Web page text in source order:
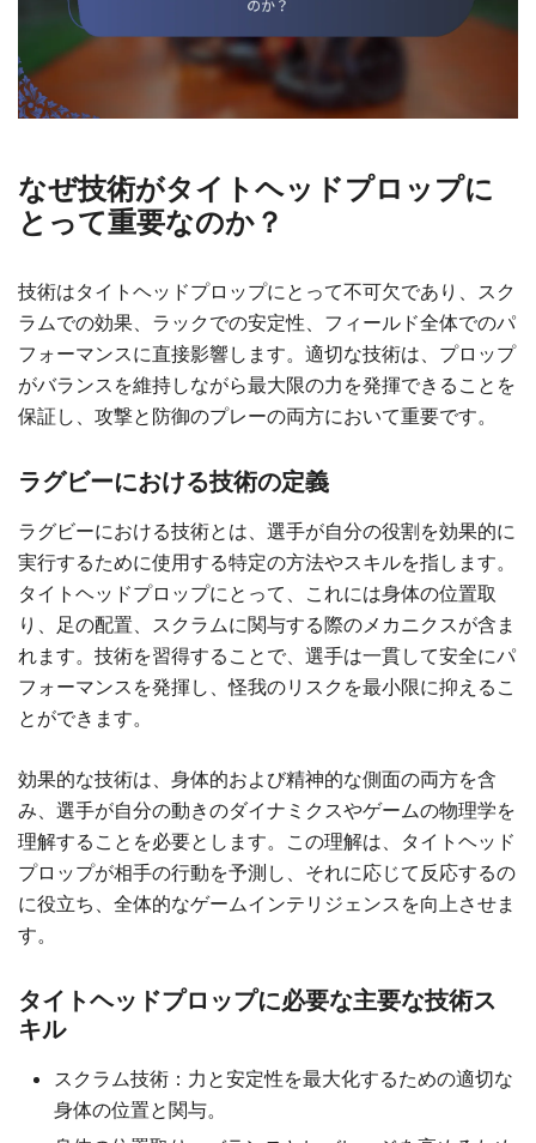
なぜ技術がタイトヘッドプロップに
とって重要なのか？
技術はタイトヘッドプロップにとって不可欠であり、スク
ラムでの効果、ラックでの安定性、フィールド全体でのパ
フォーマンスに直接影響します。適切な技術は、プロップ
がバランスを維持しながら最大限の力を発揮できることを
保証し、攻撃と防御のプレーの両方において重要です。
ラグビーにおける技術の定義
ラグビーにおける技術とは、選手が自分の役割を効果的に
実行するために使用する特定の方法やスキルを指します。
タイトヘッドプロップにとって、これには身体の位置取
り、足の配置、スクラムに関与する際のメカニクスが含ま
れます。技術を習得することで、選手は一貫して安全にパ
フォーマンスを発揮し、怪我のリスクを最小限に抑えるこ
とができます。
効果的な技術は、身体的および精神的な側面の両方を含
み、選手が自分の動きのダイナミクスやゲームの物理学を
理解することを必要とします。この理解は、タイトヘッド
プロップが相手の行動を予測し、それに応じて反応するの
に役立ち、全体的なゲームインテリジェンスを向上させま
す。
タイトヘッドプロップに必要な主要な技術ス
キル
スクラム技術：力と安定性を最大化するための適切な
身体の位置と関与。